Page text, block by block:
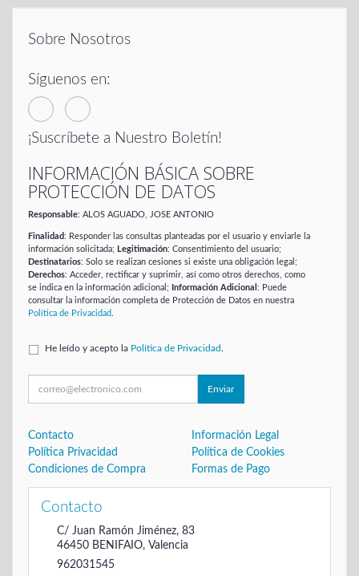
Sobre Nosotros
Síguenos en:
¡Suscríbete a Nuestro Boletín!
INFORMACIÓN BÁSICA SOBRE
PROTECCIÓN DE DATOS
Responsable: ALOS AGUADO, JOSE ANTONIO
Finalidad: Responder las consultas planteadas por el usuario y enviarle la
información solicitada; Legitimación: Consentimiento del usuario;
Destinatarios: Solo se realizan cesiones si existe una obligación legal;
Derechos: Acceder, rectificar y suprimir, así como otros derechos, como
se indica en la información adicional;
Información Adicional : Puede
consultar la información completa de Protección de Datos en nuestra
Política de Privacidad
He leído y acepto la Política de Privacidad
Enviar
Contacto
Información Legal
Política Privacidad
Política de Cookies
Condiciones de Compra
Formas de Pago
Contacto
C/ Juan Ramón Jiménez, 83
46450 BENIFAIO, Valencia
962031545